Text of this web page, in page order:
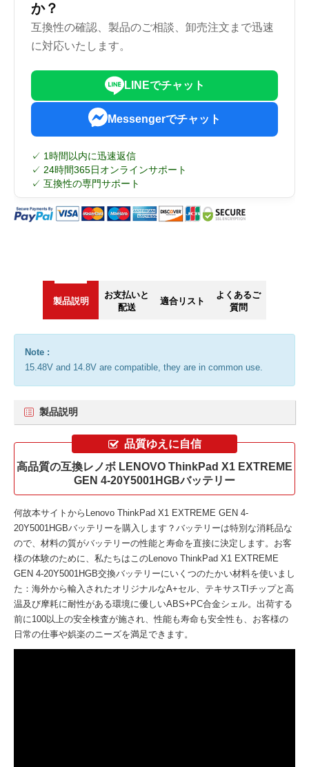
か？
互換性の確認、製品のご相談、卸売注文まで迅速
に対応いたします。
LINEでチャット
Messengerでチャット
✓ 1時間以内に迅速返信
✓ 24時間365日オンラインサポート
✓ 互換性の専門サポート
製品説明
お支払いと
配送
適合リスト
よくあるご
質問
Note :
15.48V and 14.8V are compatible, they are in common use.
製品説明
品質ゆえに自信
高品質の互換レノボ LENOVO ThinkPad X1 EXTREME
GEN 4-20Y5001HGBバッテリー
何故本サイトから Lenovo ThinkPad X1 EXTREME GEN 4-
20Y5001HGBバッテリーを購入します？バッテリーは特別な消耗品な
ので、材料の質がバッテリーの性能と寿命を直接に決定します。お客
様の体験のために、私たちはこのLenovo ThinkPad X1 EXTREME
GEN 4-20Y5001HGB交換バッテリーにいくつのたかい材料を使いまし
た：海外から輸入されたオリジナルなA+セル、テキサスTIチップと高
温及び摩耗に耐性がある環境に優しいABS+PC合金シェル。出荷する
前に100以上の安全検査が施され、性能も寿命も安全性も、お客様の
日常の仕事や娯楽のニーズを満足できます。